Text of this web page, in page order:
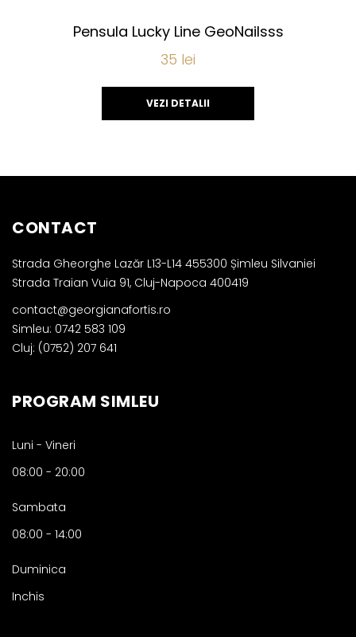
Pensula Lucky Line GeoNailsss
35 lei
VEZI DETALII
CONTACT
Strada Gheorghe Lazăr L13-L14 455300 Șimleu Silvaniei
Strada Traian Vuia 91, Cluj-Napoca 400419
contact@georgianafortis.ro
Simleu: 0742 583 109
Cluj: (0752) 207 641
PROGRAM SIMLEU
Luni - Vineri
08:00 - 20:00
Sambata
08:00 - 14:00
Duminica
Inchis